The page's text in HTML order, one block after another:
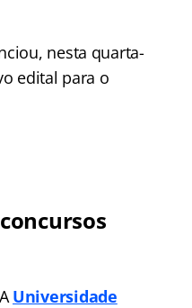
nesta quarta-
edital para o
Universidade